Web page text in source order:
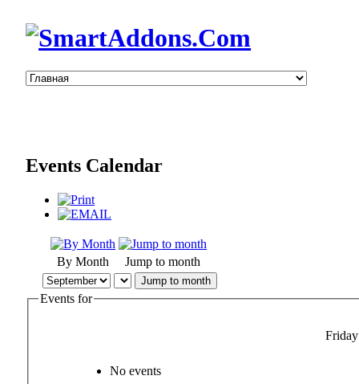
Events Calendar
By Month Jump to month
Jump to month
Events for
No events